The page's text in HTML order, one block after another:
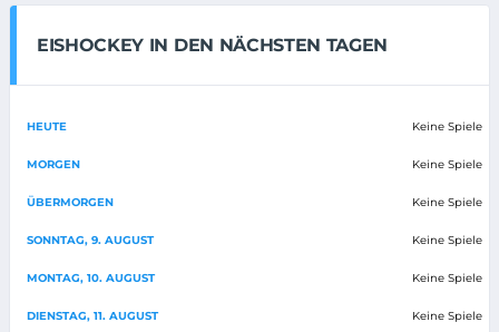
EISHOCKEY IN DEN NÄCHSTEN TAGEN
HEUTE Keine Spiele
MORGEN Keine Spiele
ÜBERMORGEN Keine Spiele
SONNTAG, 9. AUGUST Keine Spiele
MONTAG, 10. AUGUST Keine Spiele
DIENSTAG, 11. AUGUST Keine Spiele